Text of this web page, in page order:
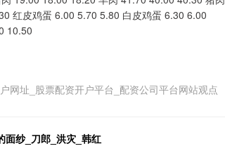
红皮鸡蛋 6.00 5.70 5.80 白皮鸡蛋 6.30 6.00
10.50
网址_股票配资开户平台_配资公司平台网站观点
面纱_刀郎_洪灾_韩红